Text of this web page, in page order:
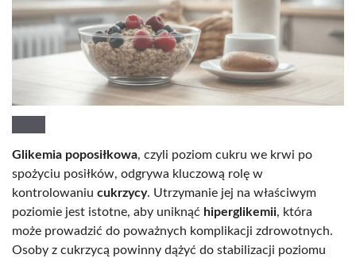
Glikemia poposiłkowa, czyli poziom cukru we krwi po
spożyciu posiłków, odgrywa kluczową rolę w
kontrolowaniu cukrzycy. Utrzymanie jej na właściwym
poziomie jest istotne, aby uniknąć hiperglikemii, która
może prowadzić do poważnych komplikacji zdrowotnych.
Osoby z cukrzycą powinny dążyć do stabilizacji poziomu